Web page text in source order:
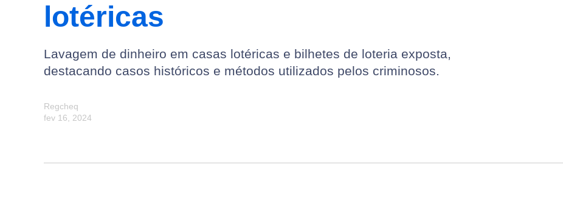
lotéricas
Lavagem de dinheiro em casas lotéricas e bilhetes de loteria exposta,
destacando casos históricos e métodos utilizados pelos criminosos.
Regcheq
fev 16, 2024